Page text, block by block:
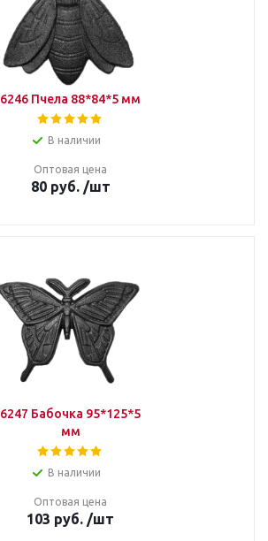
6246 Пчела 88*84*5 мм
В наличии
Оптовая цена
80руб. /шт
6247 Бабочка 95*125*5
мм
В наличии
Оптовая цена
103 руб. /шт